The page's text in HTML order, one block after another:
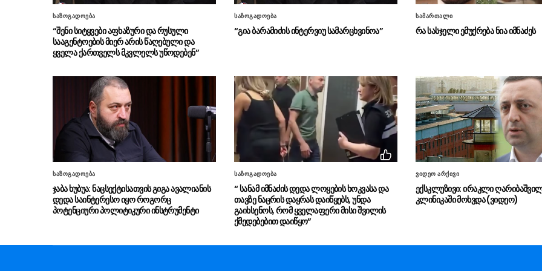
საზოგადოება
“შენი სიტყვები აფხაზური და რუსული
სააგენტოების მიერ არის წაღებული და
ყველა ქართველს მკვლელს უწოდებენ”
საზოგადოება
“გია ბარამიძის ინტერვიუ სამარცხვინოა”
სამართალი
რა სასჯელი ემუქრება ნია იმნაძეს
საზოგადოება
ჯაბა ხუბუა: ნაცსექტისათვის გიგა ავალიანის
დედა საინტერესო იყო როგორც
პოტენციური პოლიტიკური ინსტრუმენტი
საზოგადოება
“ სანამ იმნაძის დედა ლოყების ხოკვასა და
თავზე ნაცრის დაყრას დაიწყებს, უნდა
გაიხსენოს, რომ ყველაფერი მისი შვილის
ქმედებებით დაიწყო”
ვიდეო არქივი
ექსკლუზივი: ირაკლი
კლინიკაში მოხვდა (ვიდეო)